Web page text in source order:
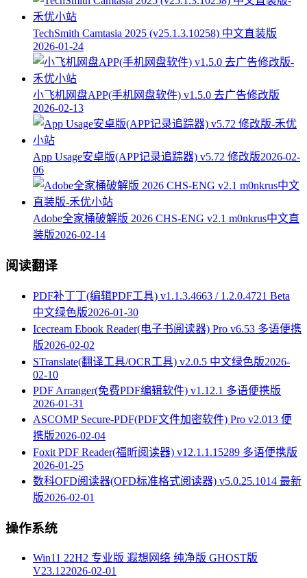
TechSmith Camtasia 2025 (v25.1.3.10258) 中文直装版
2026-01-24
小飞机网盘APP(手机网盘软件) v1.5.0 去广告修改版
2026-02-13
App Usage安卓版(APP记录追踪器) v5.72 修改版2026-02-
06
Adobe全家桶破解版 2026 CHS-ENG v2.1 m0nkrus中文直
装版2026-02-14
阅读翻译
PDF补丁丁(编辑PDF工具) v1.1.3.4663 / 1.2.0.4721 Beta
中文绿色版2026-01-30
Icecream Ebook Reader(电子书阅读器) Pro v6.53 多语便携
版2026-02-02
STranslate(翻译工具/OCR工具) v2.0.5 中文绿色版2026-
02-10
PDF Arranger(免费PDF编辑软件) v1.12.1 多语便携版
2026-01-31
ASCOMP Secure-PDF(PDF文件加密软件) Pro v2.013 便
携版2026-02-04
Foxit PDF Reader(福昕阅读器) v12.1.1.15289 多语便携版
2026-01-25
数科OFD阅读器(OFD标准格式阅读器) v5.0.25.1014 最新
版2026-02-01
操作系统
Win11 22H2 专业版 遐想网络 纯净版 GHOST版
V23.122026-02-01